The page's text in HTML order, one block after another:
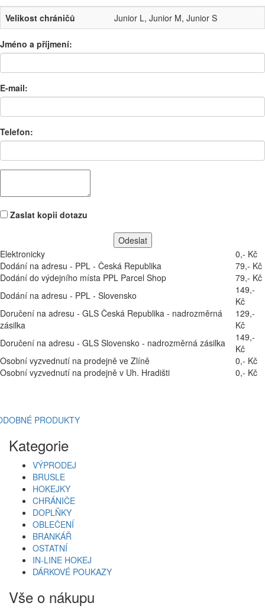
Velikost chráničů Junior L, Junior M, Junior S
Jméno a příjmení:
E-mail:
Telefon:
Zaslat kopii dotazu
Elektronicky
0,- Kč
Dodání na adresu - PPL - Česká Republika
79,- Kč
Dodání do výdejního místa PPL Parcel Shop
79,- Kč
Dodání na adresu - PPL - Slovensko
149,-
Kč
Doručení na adresu - GLS Česká Republika - nadrozměrná
zásilka
129,-
Kč
Doručení na adresu - GLS Slovensko - nadrozměrná zásilka
149,-
Kč
Osobní vyzvednutí na prodejně ve Zlíně
0,- Kč
Osobní vyzvednutí na prodejně v Uh. Hradišti
0,- Kč
PRODUKTY
Kategorie
VÝPRODEJ
BRUSLE
HOKEJKY
CHRÁNIČE
DOPLŇKY
OBLEČENÍ
BRANKÁŘ
OSTATNÍ
IN-LINE HOKEJ
DÁRKOVÉ POUKAZY
Vše o nákupu